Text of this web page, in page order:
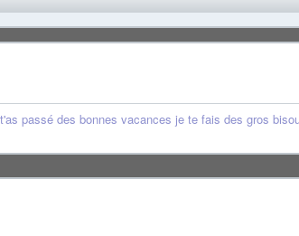
passé des bonnes vacances je te fais des gros